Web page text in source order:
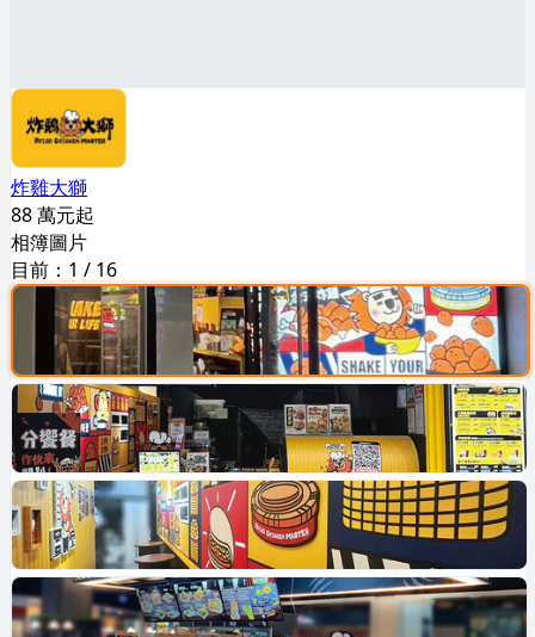
炸雞大獅
88 萬元起
相簿圖片
目前： 1 / 16